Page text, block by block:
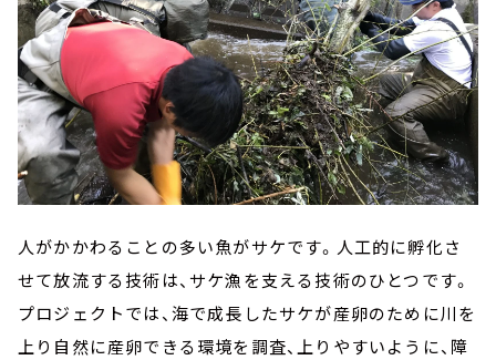
人がかかわることの多い魚がサケです。人工的に孵化さ
せて放流する技術は、サケ漁を支える技術のひとつです。
プロジェクトでは、海で成長したサケが産卵のために川を
上り自然に産卵できる環境を調査、上りやすいように、障